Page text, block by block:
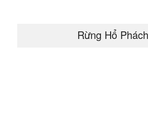
Rừng Hổ Phách